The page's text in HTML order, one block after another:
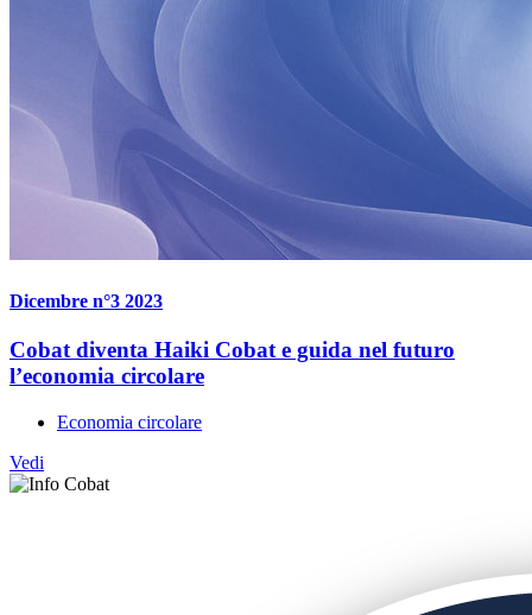
Dicembre n°3 2023
Cobat diventa Haiki Cobat e guida nel futuro
l’economia circolare
Economia circolare
Vedi